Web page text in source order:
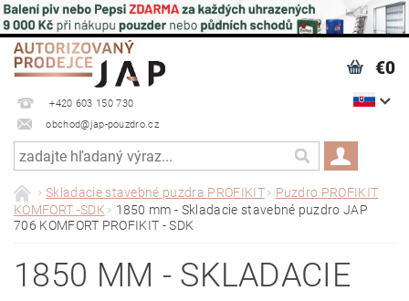
+420 603 150 730
obchod@jap-pouzdro.cz
€0
Skladacie stavebné puzdra PROFIKIT
Puzdro PROFIKIT
KOMFORT -SDK
1850 mm - Skladacie stavebné puzdro JAP
706 KOMFORT PROFIKIT - SDK
1850 MM - SKLADACIE